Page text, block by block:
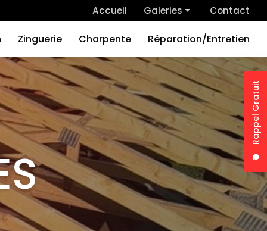
Rappel Gratuit
Accueil
Galeries
Zinguerie
Charpente
Réparation/Entretien
Contact
Zinguerie Charpente Réparation/Entretien